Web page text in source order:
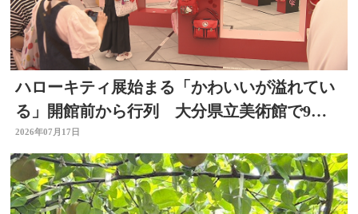
ハローキティ展始まる「かわいいが溢れてい
る」開館前から行列 大分県立美術館で9月
23日まで
2026年07月17日